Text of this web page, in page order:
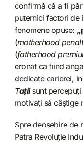
confirmă că a fi
puternici factori de
fenomene opuse:
(motherhood
(fatherhood
eronat ca fiind
dedicate carierei,
Tațiisunt percepuți
motivați să câștige
Spre deosebire de
Patra Revoluție